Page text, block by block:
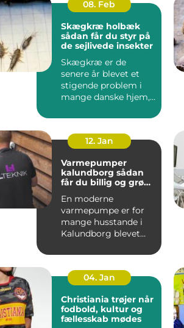
08. Feb
Skægkræ holbæk
sådan får du styr på
de sejlivede insekter
Skægkræ er de
senere år blevet et
stigende problem i
mange danske hjem,
undtagels...
12. Jan
Varmepumper
kalundborg sådan
får du billig og grøn
En moderne
varmepumpe er for
mange husstande i
Kalundborg blevet
varmeregning...
04. Jan
Christiania trøjer når
fodbold, kultur og
fællesskab mødes